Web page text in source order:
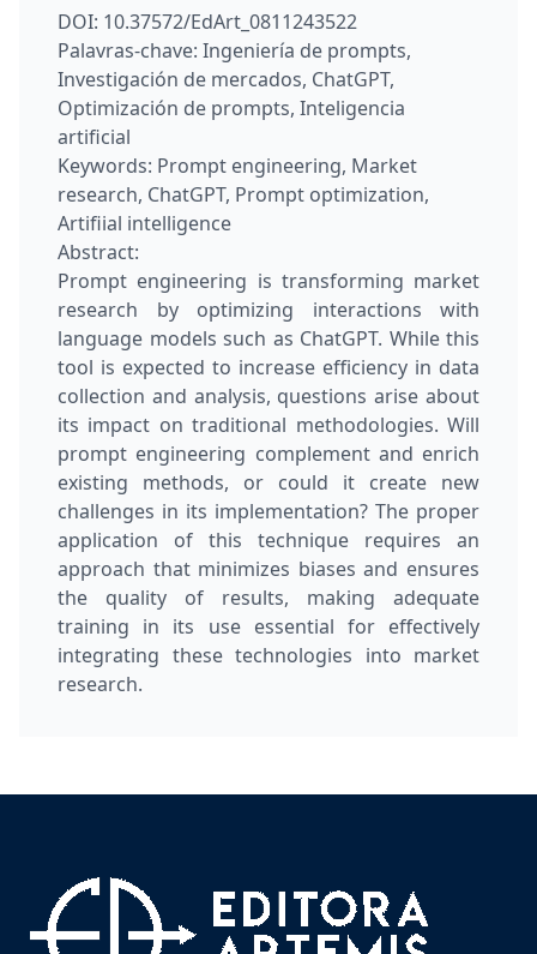
DOI: 10.37572/EdArt_0811243522
Palavras-chave: Ingeniería de prompts,
Investigación de mercados, ChatGPT,
Optimización de prompts, Inteligencia
artificial
Keywords: Prompt engineering, Market
research, ChatGPT, Prompt optimization,
Artifiial intelligence
Abstract:
Prompt engineering is transforming market
research by optimizing interactions with
language models such as ChatGPT. While this
tool is expected to increase efficiency in data
collection and analysis, questions arise about
its impact on traditional methodologies. Will
prompt engineering complement and enrich
existing methods, or could it create new
challenges in its implementation? The proper
application of this technique requires an
approach that minimizes biases and ensures
the quality of results, making adequate
training in its use essential for effectively
integrating these technologies into market
research.